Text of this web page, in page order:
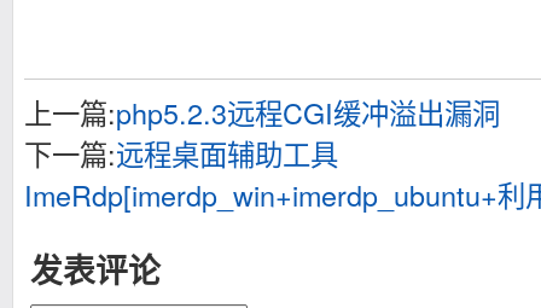
上一篇:php5.2.3远程CGI缓冲溢出漏洞
下一篇:远程桌面辅助工具
ImeRdp[imerdp_win+imerdp_ubuntu+利
发表评论